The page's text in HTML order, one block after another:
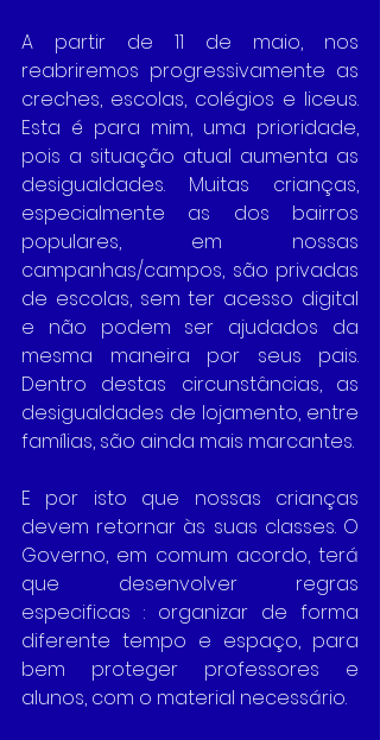
A partir de 11 de maio, nos
reabriremos progressivamente as
creches, escolas, colégios e liceus.
Esta é para mim, uma prioridade,
pois a situação atual aumenta as
desigualdades. Muitas crianças,
especialmente as dos bairros
populares, em nossas
campanhas/campos, são privadas
de escolas, sem ter acesso digital
e não podem ser ajudados da
mesma maneira por seus pais.
Dentro destas circunstâncias, as
desigualdades de lojamento, entre
famílias, são ainda mais marcantes.
E por isto que nossas crianças
devem retornar às suas classes. O
Governo, em comum acordo, terá
que desenvolver regras
especificas : organizar de forma
diferente tempo e espaço, para
bem proteger professores e
alunos, com o material necessário.